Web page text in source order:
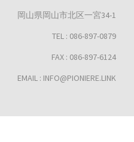
岡山県岡山市北区一宮34-1
TEL : 086-897-0879
FAX : 086-897-6124
EMAIL : INFO@PIONIERE.LINK